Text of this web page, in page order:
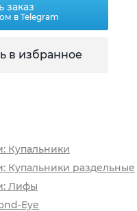
заказ
в Telegram
в избранное
Купальники
Купальники раздельные
Лифы
Eye